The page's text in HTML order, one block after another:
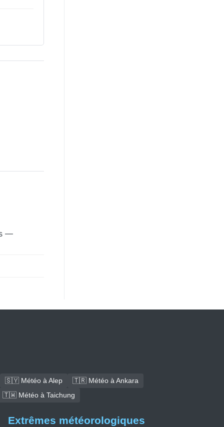
—
🇸🇾 Météo à Alep
🇹🇷 Météo à Ankara
🇹🇼 Météo à Taichung
Extrêmes météorologiques